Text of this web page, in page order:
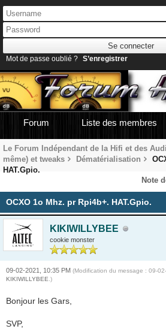
Mot de passe oublié ? S’enregistrer
Forum Liste des membres
Le Forum Indépendant de la Hifi et des
même) et tweaks
Dématérialisation
HAT.Gpio.
Note
OCXO 1o Mhz. pr Rpi4b+. HAT.Gpio.
KIKIWILLYBEE
cookie monster
09-02-2021, 10:35 PM (Modification du message : 09-
KIKIWILLYBEE .)
Bonjour les Gars,
SVP,